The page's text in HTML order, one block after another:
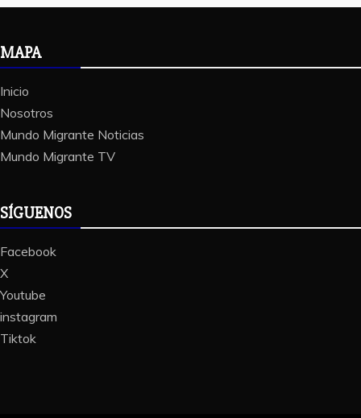
MAPA
Inicio
Nosotros
Mundo Migrante Noticias
Mundo Migrante TV
SÍGUENOS
Facebook
X
Youtube
instagram
Tiktok